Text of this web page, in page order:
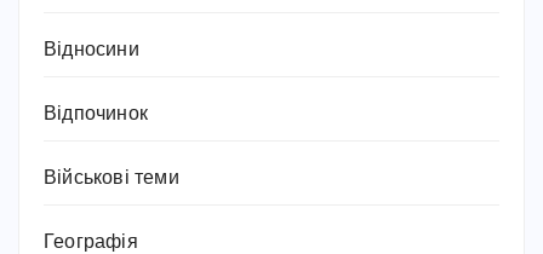
Відносини
Відпочинок
Військові теми
Географія